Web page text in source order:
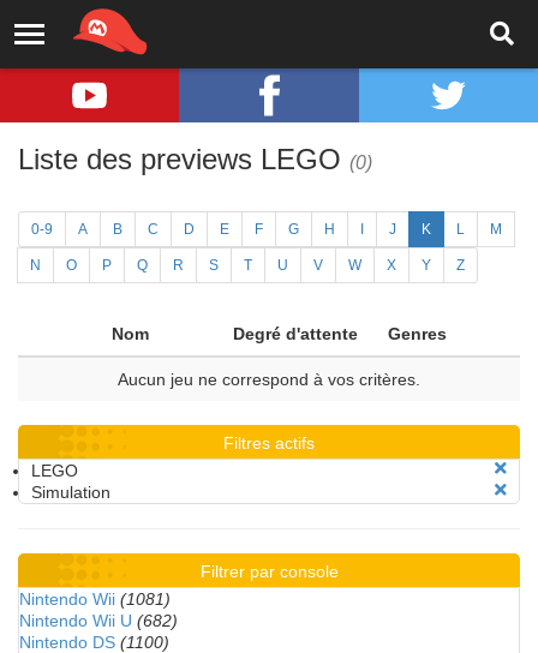
Liste des previews LEGO (0)
0-9 A B C D E F G H J K L M
N O P Q R S T U V W X Y Z
Nom Degré d'attente Genres
Aucun jeu ne correspond à vos critères.
Filtres actifs
LEGO
Simulation
Filtrer par console
Nintendo Wii (1081)
Nintendo Wii U (682)
Nintendo DS (1100)